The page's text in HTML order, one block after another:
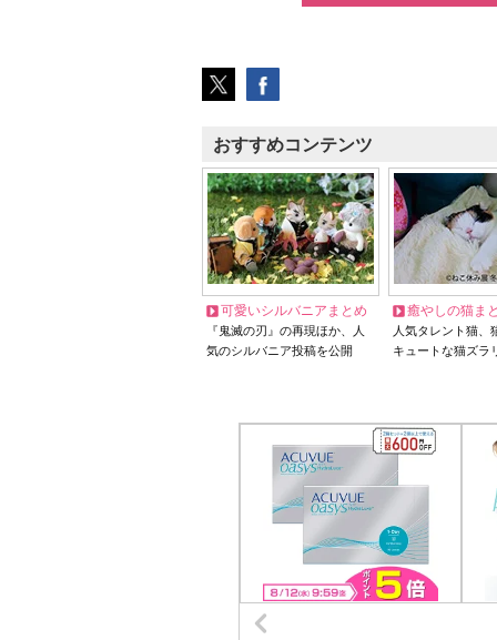
おすすめコンテンツ
可愛いシルバニアまとめ
『鬼滅の刃』の再現ほか、人
気のシルバニア投稿を公開
癒やしの猫ま
人気タレント猫
キュートな猫ズラ